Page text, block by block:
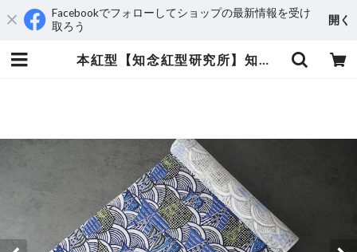
Facebookでフォローしてショップの最新情報を受け
取ろう
開く
本紅型【知念紅型研究所】知念冬馬作 青海波に帆船 | えんや呉服店 ウェブショップ